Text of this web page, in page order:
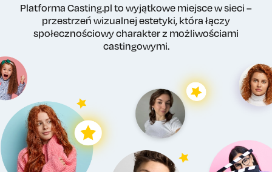
Platforma Casting.pl to wyjątkowe miejsce w sieci –
przestrzeń wizualnej estetyki, która łączy
społecznościowy charakter z możliwościami
castingowymi.